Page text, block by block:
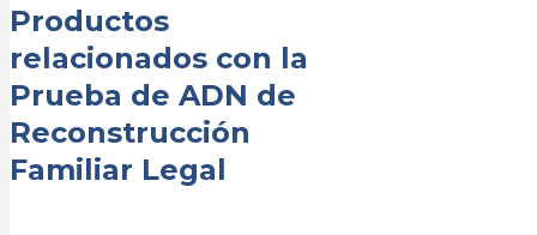
Productos
relacionados con la
Prueba de ADN de
Reconstrucción
Familiar Legal